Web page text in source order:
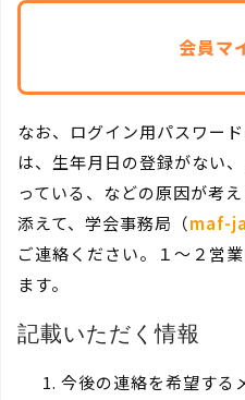
会員マ
なお、ログイン用パスワー
は、生年月日の登録がない
っている、などの原因が考
添えて、学会事務局（maf-
ご連絡ください。１～２営
ます。
記載いただく情報
今後の連絡を希望する